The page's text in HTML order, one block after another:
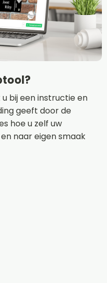
bij een instructie en
geeft door de
hoe u zelf uw
naar eigen smaak